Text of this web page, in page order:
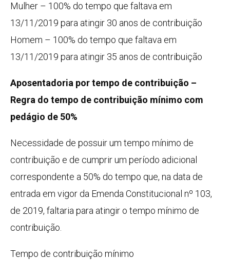
Mulher – 100% do tempo que faltava em
13/11/2019 para atingir 30 anos de contribuição
Homem – 100% do tempo que faltava em
13/11/2019 para atingir 35 anos de contribuição
Aposentadoria por tempo de contribuição –
Regra do tempo de contribuição mínimo com
pedágio de 50%
Necessidade de possuir um tempo mínimo de
contribuição e de cumprir um período adicional
correspondente a 50% do tempo que, na data de
entrada em vigor da Emenda Constitucional nº 103,
de 2019, faltaria para atingir o tempo mínimo de
contribuição.
Tempo de contribuição mínimo